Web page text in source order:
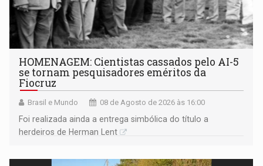
HOMENAGEM: Cientistas cassados pelo AI-5
se tornam pesquisadores eméritos da
Fiocruz
Brasil e Mundo 08 de Agosto de 2026 às 16:00
Foi realizada ainda a entrega simbólica do título a
herdeiros de Herman Lent